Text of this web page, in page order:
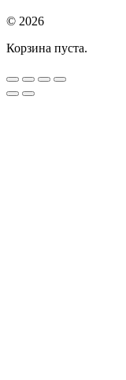
© 2026
Корзина пуста.